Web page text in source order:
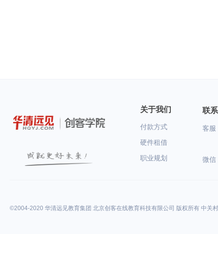
关于我们
付款方式
硬件租借
职业规划
联
客服
微信
©2004-2020 华清远见教育集团 北京创客在线教育科技有限公司 版权所有 中关